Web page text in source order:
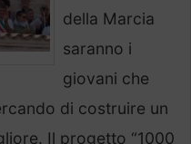
della Marcia
saranno i
giovani che
di costruire un
Il progetto “1000